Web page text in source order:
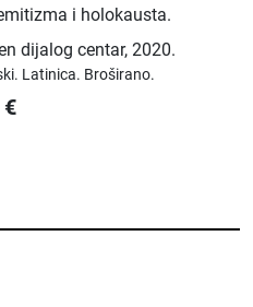
i holokausta.
dijalog centar,2020.
Latinica. Broširano.
€